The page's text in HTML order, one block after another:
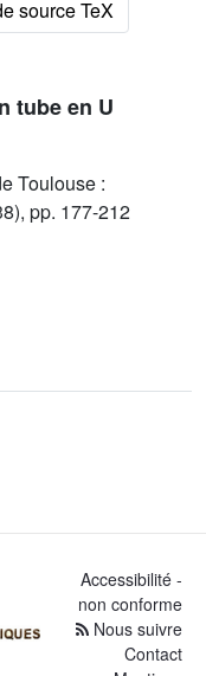
tube en U
Toulouse :
pp. 177-212
Accessibilité -
non conforme
Nous suivre
Contact